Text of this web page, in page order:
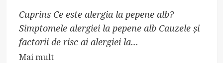
Cuprins Ce este alergia la pepene alb?
Simptomele alergiei la pepene alb Cauzele și
factorii de risc ai alergiei la...
Mai multRead